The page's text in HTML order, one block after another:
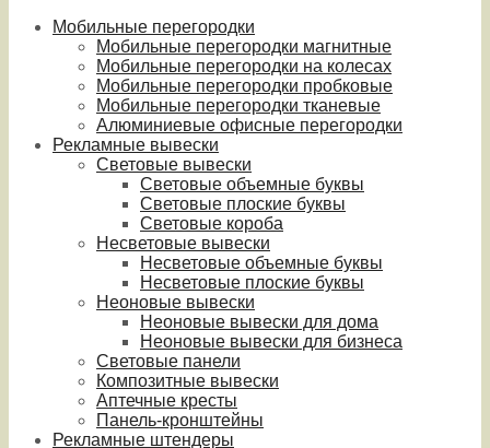
Мобильные перегородки
Мобильные перегородки магнитные
Мобильные перегородки на колесах
Мобильные перегородки пробковые
Мобильные перегородки тканевые
Алюминиевые офисные перегородки
Рекламные вывески
Световые вывески
Световые объемные буквы
Световые плоские буквы
Световые короба
Несветовые вывески
Несветовые объемные буквы
Несветовые плоские буквы
Неоновые вывески
Неоновые вывески для дома
Неоновые вывески для бизнеса
Световые панели
Композитные вывески
Аптечные кресты
Панель-кронштейны
Рекламные штендеры